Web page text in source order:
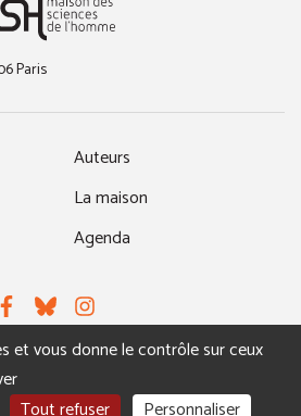
Paris
Auteurs
La maison
Agenda
FacebookBlueskyInstagram
NOUS CONTACTER
et vous donne le contrôle sur ceux
Tout refuser Personnaliser